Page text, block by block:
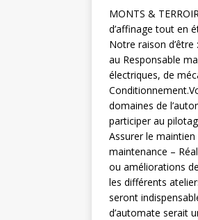
MONTS &
d’affinage tout en
Notre raison
au Responsable
électriques, de
domaines de
participer au
Assurer le
maintenance –
ou améliorations
les différents
seront
d’automate serait